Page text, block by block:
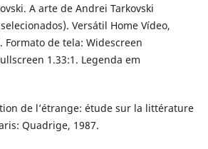
A arte de Andrei Tarkovski
Versátil Home Vídeo,
Formato de tela: Widescreen
1.33:1. Legenda em
de l’étrange: étude sur la littérature
Quadrige, 1987.